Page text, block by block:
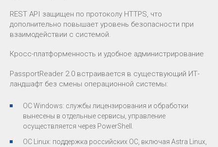
REST API защищен по протоколу HTTPS, что
дополнительно повышает уровень безопасности при
взаимодействии с системой.
Кросс-платформенность и удобное администрирование
PassportReader 2.0 встраивается в существующий ИТ-
ландшафт без смены операционной системы:
ОС Windows: службы лицензирования и обработки
вынесены в отдельные сервисы, управление
осуществляется через PowerShell.
ОС Linux: поддержка российских ОС, включая Astra Linux,